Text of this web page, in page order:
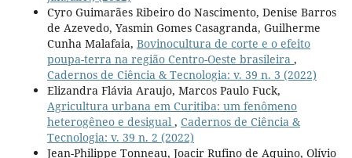
Cyro Guimarães Ribeiro do Nascimento, Denise Barros
de Azevedo, Yasmin Gomes Casagranda, Guilherme
Cunha Malafaia, Bovinocultura de corte e o efeito
poupa-terra na região Centro-Oeste brasileira ,
Cadernos de Ciência & Tecnologia: v. 39 n. 3 (2022)
Elizandra Flávia Araujo, Marcos Paulo Fuck,
Agricultura urbana em Curitiba: um fenômeno
heterogêneo e desigual , Cadernos de Ciência &
Tecnologia: v. 39 n. 2 (2022)
Jean-Philippe Tonneau, Joacir Rufino de Aquino, Olívio